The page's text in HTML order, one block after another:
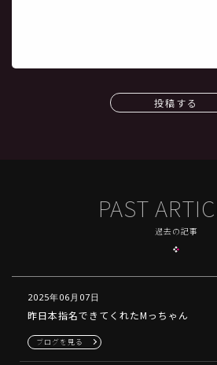
投稿する
PAST
過去の記事
2025年06月07日
昨日本指名できてくれたMっちゃん
ブログを見る